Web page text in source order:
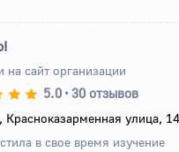
на сайт организации
5.0 •30 отзывов
Красноказарменная улица,
в свое время изучение